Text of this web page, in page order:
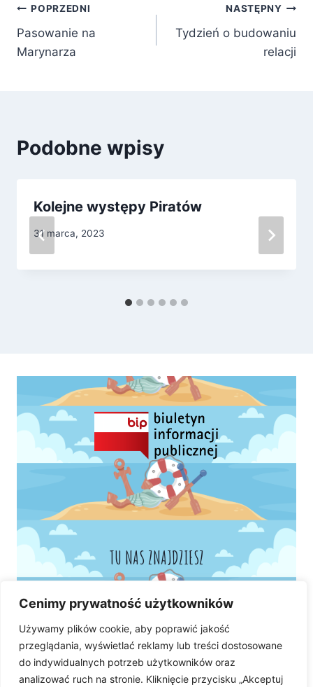
Cenimy prywatność użytkowników
Używamy plików cookie, aby poprawić jakość
przeglądania, wyświetlać reklamy lub treści dostosowane
do indywidualnych potrzeb użytkowników oraz
analizować ruch na stronie. Kliknięcie przycisku „Akceptuj
Nawigacja
wpisu
POPRZEDNI
Pasowanie na
Marynarza
NASTĘPNY
Tydzień o budowaniu
relacji
Podobne wpisy
Kolejne występy Piratów
31 marca, 2023
TU NAS ZNAJDZIESZ